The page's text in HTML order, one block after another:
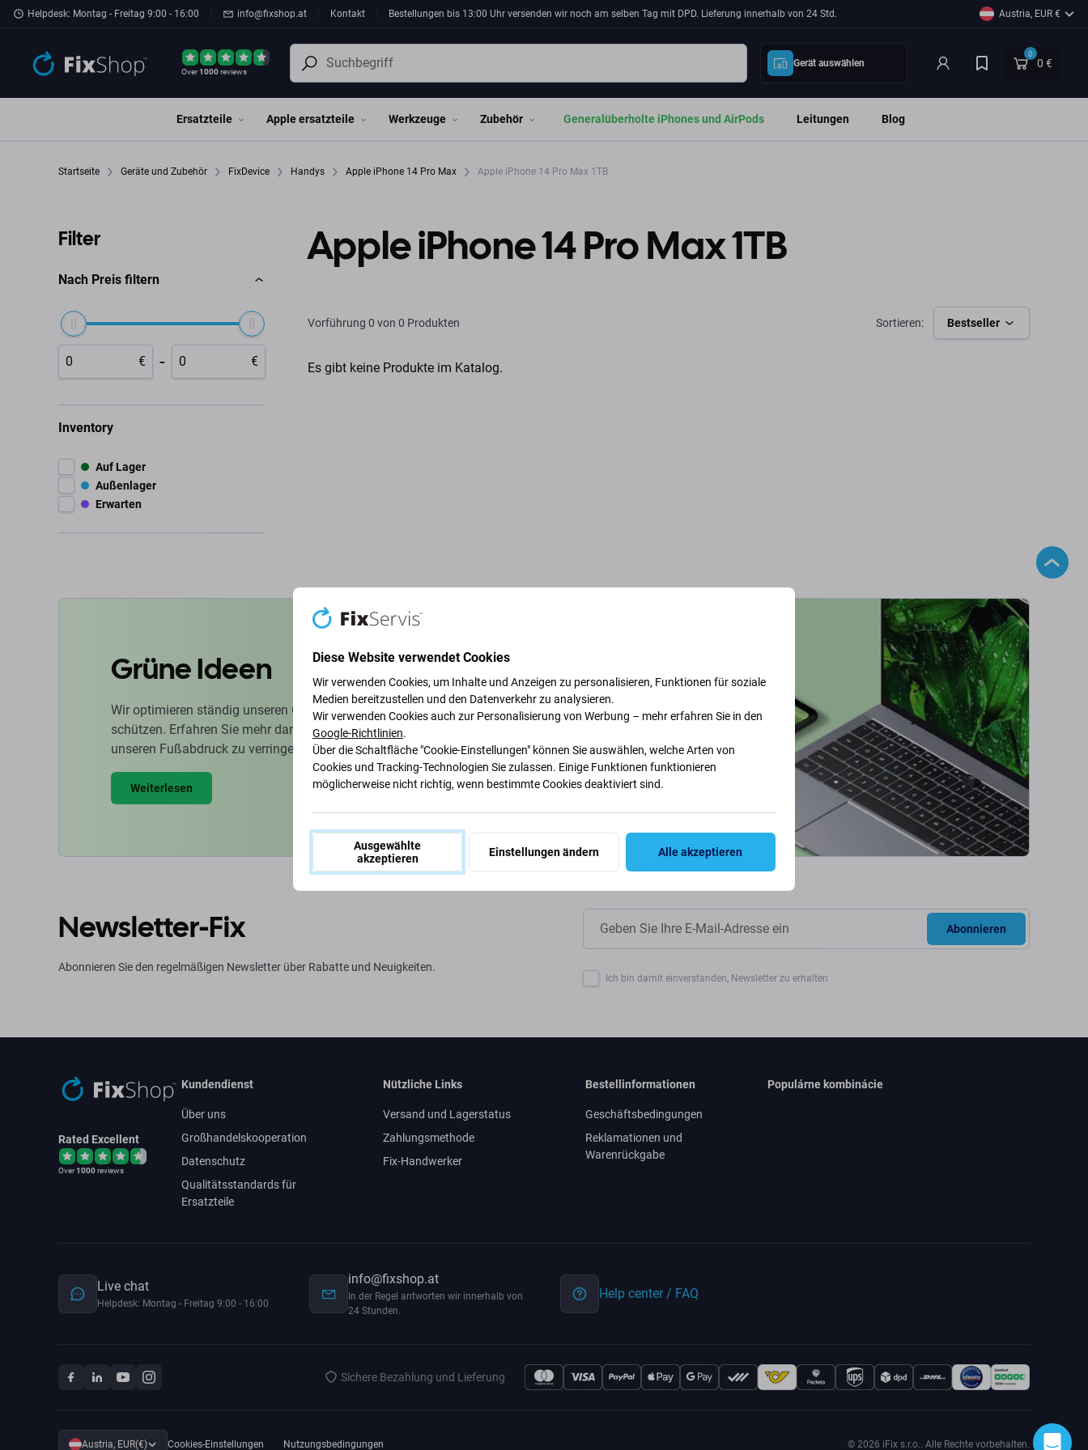
Zum Hauptinhalt springen
Helpdesk: Montag - Freitag 9:00 - 16:00 info@fixshop.at Kontakt Bestellungen bis 13:00 Uhr versenden wir noch am selben Tag mit DPD. Lieferung innerhalb von 24 Std. Austria, EUR €
Over1000reviews
Gerät auswählen
0
0 €
Ersatzteile Apple ersatzteile Werkzeuge Zubehör Generalüberholte iPhones und AirPods Leitungen Blog
Startseite Geräte und Zubehör FixDevice Handys Apple iPhone 14 Pro Max Apple iPhone 14 Pro Max 1TB
Filter
Nach Preis filtern
€ - €
Inventory
Auf Lager
Außenlager
Erwarten
Apple iPhone 14 Pro Max 1TB
Vorführung 0 von 0 Produkten Sortieren: Bestseller
Es gibt keine Produkte im Katalog.
Grüne Ideen
Wir optimieren ständig unseren CO2-Fußabdruck, um unseren Planeten zu
schützen. Erfahren Sie mehr darüber, wie wir unsere Prozesse anpassen, um
unseren Fußabdruck zu verringern.
Weiterlesen
Newsletter-Fix
Abonnieren Sie den regelmäßigen Newsletter über Rabatte und Neuigkeiten.
Abonnieren
Ich bin damit einverstanden, Newsletter zu erhalten
Rated Excellent
Over1000reviews
Kundendienst
Über uns
Großhandelskooperation
Datenschutz
Qualitätsstandards für
Ersatzteile
Nützliche Links
Versand und Lagerstatus
Zahlungsmethode
Fix-Handwerker
Bestellinformationen
Geschäftsbedingungen
Reklamationen und
Warenrückgabe
Populárne kombinácie
Live chat
Helpdesk: Montag - Freitag 9:00 - 16:00
info@fixshop.at
In der Regel antworten wir innerhalb von
24 Stunden.
Help center / FAQ
Sichere Bezahlung und Lieferung
Austria, EUR(€) Cookies-Einstellungen Nutzungsbedingungen © 2026 iFix s.r.o.. Alle Rechte vorbehalten.
Diese Website verwendet Cookies
Wir verwenden Cookies, um Inhalte und Anzeigen zu personalisieren, Funktionen für soziale
Medien bereitzustellen und den Datenverkehr zu analysieren.
Wir verwenden Cookies auch zur Personalisierung von Werbung – mehr erfahren Sie in den
Google-Richtlinien.
Über die Schaltfläche "Cookie-Einstellungen" können Sie auswählen, welche Arten von
Cookies und Tracking-Technologien Sie zulassen. Einige Funktionen funktionieren
möglicherweise nicht richtig, wenn bestimmte Cookies deaktiviert sind.
Ausgewählte
akzeptieren
Einstellungen ändern Alle akzeptieren